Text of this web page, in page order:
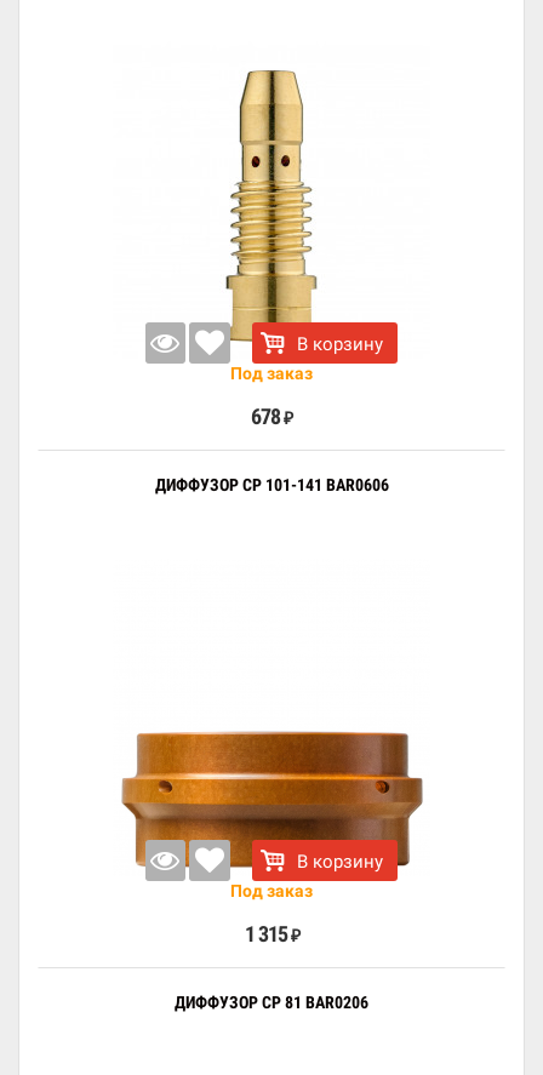
В корзину
Под заказ
678 ₽
ДИФФУЗОР CP 101-141 BAR0606
В корзину
Под заказ
1 315 ₽
ДИФФУЗОР CP 81 BAR0206